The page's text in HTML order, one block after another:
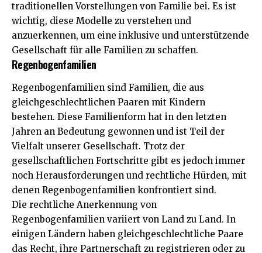
traditionellen Vorstellungen von Familie bei. Es ist
wichtig, diese Modelle zu verstehen und
anzuerkennen, um eine inklusive und unterstützende
Gesellschaft für alle Familien zu schaffen.
Regenbogenfamilien
Regenbogenfamilien sind Familien, die aus
gleichgeschlechtlichen Paaren mit Kindern
bestehen. Diese Familienform hat in den letzten
Jahren an Bedeutung gewonnen und ist Teil der
Vielfalt unserer Gesellschaft. Trotz der
gesellschaftlichen Fortschritte gibt es jedoch immer
noch Herausforderungen und rechtliche Hürden, mit
denen Regenbogenfamilien konfrontiert sind.
Die rechtliche Anerkennung von
Regenbogenfamilien variiert von Land zu Land. In
einigen Ländern haben gleichgeschlechtliche Paare
das Recht, ihre Partnerschaft zu registrieren oder zu